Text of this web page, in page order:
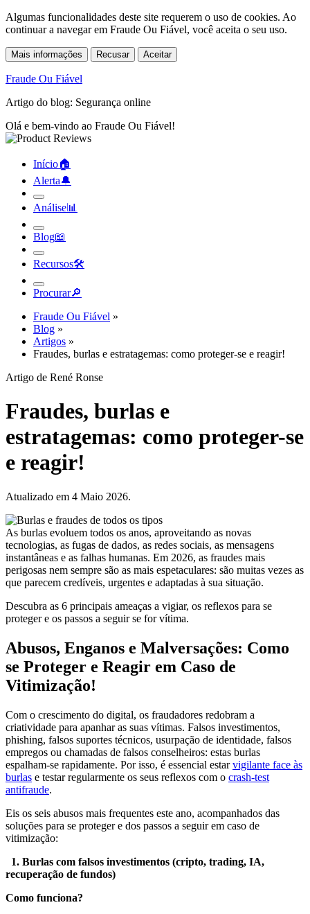
Algumas funcionalidades deste site requerem o uso de cookies. Ao
continuar a navegar em Fraude Ou Fiável, você aceita o seu uso.
Mais informações Recusar Aceitar
Fraude Ou Fiável
Artigo do blog: Segurança online
Olá e bem-vindo ao Fraude Ou Fiável!
Início🏠︎
Alerta🔔︎
Análise📊︎
Blog📖︎
Recursos🛠︎
Procurar🔎︎
Fraude Ou Fiável »
Blog »
Artigos »
Fraudes, burlas e estratagemas: como proteger-se e reagir!
Artigo de René Ronse
Fraudes, burlas e
estratagemas: como proteger-se
e reagir!
Atualizado em 4 Maio 2026.
As burlas evoluem todos os anos, aproveitando as novas
tecnologias, as fugas de dados, as redes sociais, as mensagens
instantâneas e as falhas humanas. Em 2026, as fraudes mais
perigosas nem sempre são as mais espetaculares: são muitas vezes as
que parecem credíveis, urgentes e adaptadas à sua situação.
Descubra as 6 principais ameaças a vigiar, os reflexos para se
proteger e os passos a seguir se for vítima.
Abusos, Enganos e Malversações: Como
se Proteger e Reagir em Caso de
Vitimização!
Com o crescimento do digital, os fraudadores redobram a
criatividade para apanhar as suas vítimas. Falsos investimentos,
phishing, falsos suportes técnicos, usurpação de identidade, falsos
empregos ou chamadas de falsos conselheiros: estas burlas
espalham-se rapidamente. Por isso, é essencial estarvigilante face às
burlas e testar regularmente os seus reflexos com o crash-test
antifraude.
Eis os seis abusos mais frequentes este ano, acompanhados das
soluções para se proteger e dos passos a seguir em caso de
vitimização:
1. Burlas com falsos investimentos (cripto, trading, IA,
recuperação de fundos)
Como funciona?